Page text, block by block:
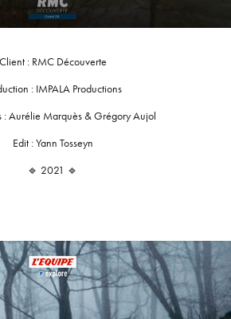
Client : RMC Découverte
: IMPALA Productions
: Aurélie Marquès & Grégory Aujol
Edit : Yann Tosseyn
🔹 2021 🔹